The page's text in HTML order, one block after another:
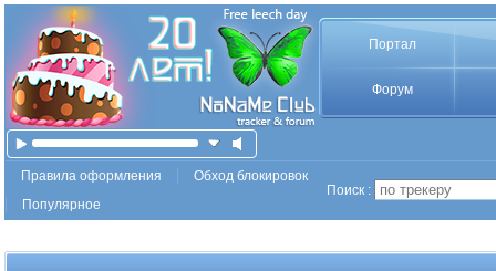
Портал
Форум
Правила оформления
Обход блокировок
Популярное
Поиск :